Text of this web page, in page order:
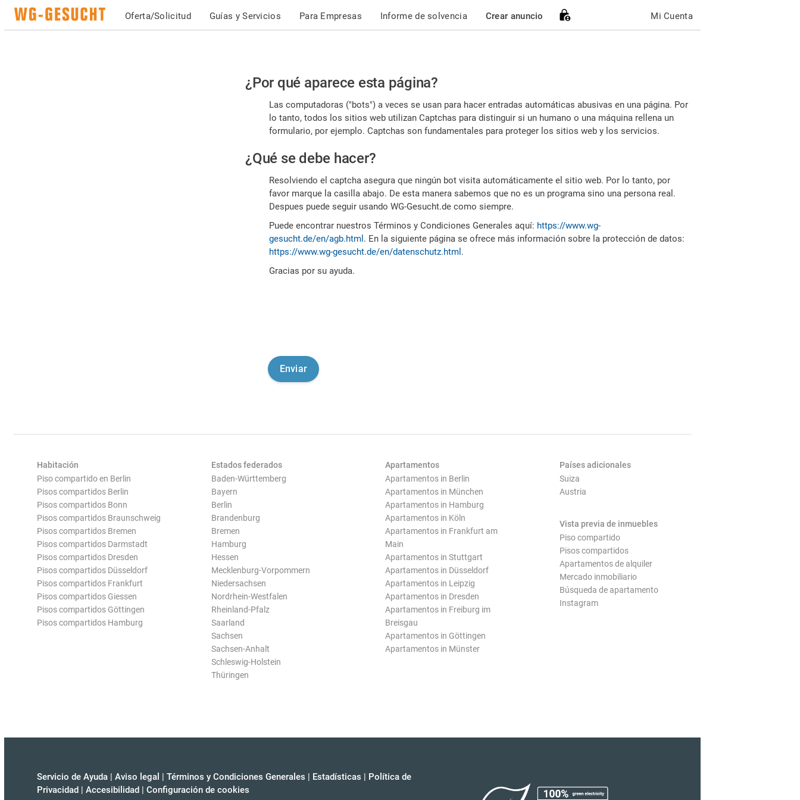
Oferta/Solicitud Guías y Servicios Para Empresas Informe de solvencia Crear anuncio Mi Cuenta
Por
favor,
confirme
es
humano
¿Por qué aparece esta página?
Las computadoras ("bots") a veces se usan para hacer entradas automáticas abusivas en una página. Por
lo tanto, todos los sitios web utilizan Captchas para distinguir si un humano o una máquina rellena un
formulario, por ejemplo. Captchas son fundamentales para proteger los sitios web y los servicios.
¿Qué se debe hacer?
Resolviendo el captcha asegura que ningún bot visita automáticamente el sitio web. Por lo tanto, por
favor marque la casilla abajo. De esta manera sabemos que no es un programa sino una persona real.
Despues puede seguir usando WG-Gesucht.de como siempre.
Puede encontrar nuestros Términos y Condiciones Generales aquí: https://www.wg-
gesucht.de/en/agb.html . En la siguiente página se ofrece más información sobre la protección de datos:
https://www.wg-gesucht.de/en/datenschutz.html .
Gracias por su ayuda.
Habitación
Piso compartido en Berlin
Pisos compartidos Berlin
Pisos compartidos Bonn
Pisos compartidos Braunschweig
Pisos compartidos Bremen
Pisos compartidos Darmstadt
Pisos compartidos Dresden
Pisos compartidos Düsseldorf
Pisos compartidos Frankfurt
Pisos compartidos Giessen
Pisos compartidos Göttingen
Pisos compartidos Hamburg
Estados federados
Baden-Württemberg
Bayern
Berlin
Brandenburg
Bremen
Hamburg
Hessen
Mecklenburg-Vorpommern
Niedersachsen
Nordrhein-Westfalen
Rheinland-Pfalz
Saarland
Sachsen
Sachsen-Anhalt
Schleswig-Holstein
Thüringen
Apartamentos
Apartamentos in Berlin
Apartamentos in München
Apartamentos in Hamburg
Apartamentos in Köln
Apartamentos in Frankfurt am
Main
Apartamentos in Stuttgart
Apartamentos in Düsseldorf
Apartamentos in Leipzig
Apartamentos in Dresden
Apartamentos in Freiburg im
Breisgau
Apartamentos in Göttingen
Apartamentos in Münster
Países adicionales
Suiza
Austria
Vista previa de inmuebles
Piso compartido
Pisos compartidos
Apartamentos de alquiler
Mercado inmobiliario
Búsqueda de apartamento
Instagram
Servicio de Ayuda | Aviso legal | Términos y Condiciones Generales | Estadísticas | Política de
Privacidad | Accesibilidad | Configuración de cookies